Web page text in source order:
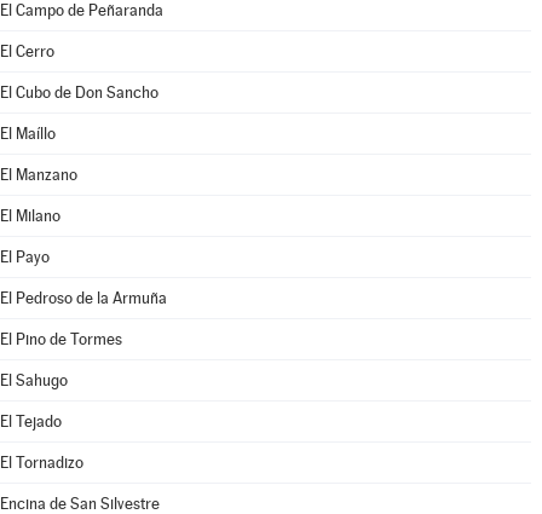
El Campo de Peñaranda
El Cerro
El Cubo de Don Sancho
El Maíllo
El Manzano
El Milano
El Payo
El Pedroso de la Armuña
El Pino de Tormes
El Sahugo
El Tejado
El Tornadizo
Encina de San Silvestre